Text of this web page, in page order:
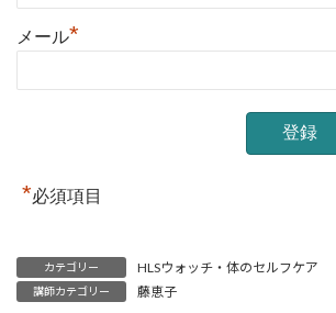
メール*
*必須項目
カテゴリー HLSウォッチ・体のセルフケア
講師カテゴリー 藤恵子